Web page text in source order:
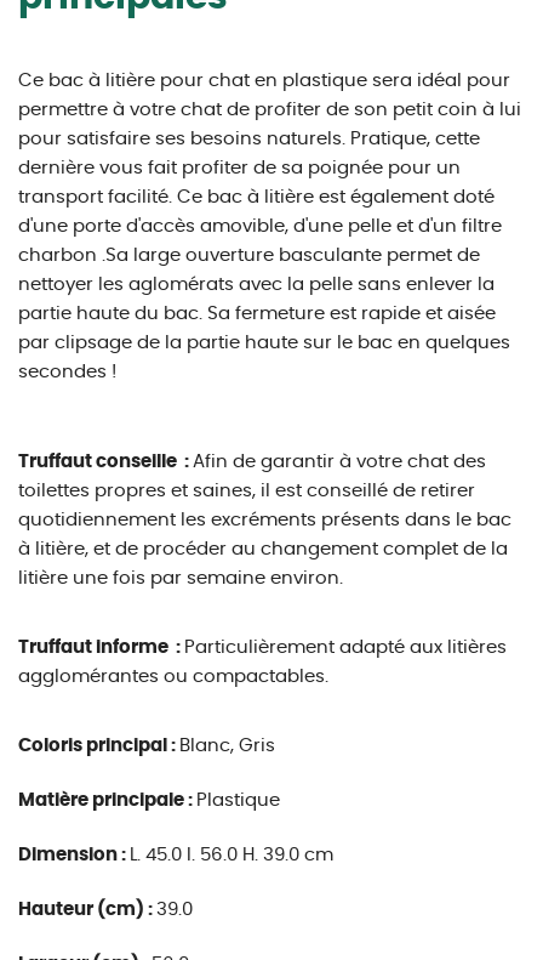
Ce bac à litière pour chat en plastique sera idéal pour
permettre à votre chat de profiter de son petit coin à lui
pour satisfaire ses besoins naturels. Pratique, cette
dernière vous fait profiter de sa poignée pour un
transport facilité. Ce bac à litière est également doté
d'une porte d'accès amovible, d'une pelle et d'un filtre
charbon .Sa large ouverture basculante permet de
nettoyer les aglomérats avec la pelle sans enlever la
partie haute du bac. Sa fermeture est rapide et aisée
par clipsage de la partie haute sur le bac en quelques
secondes !
Truffaut conseille : Afin de garantir à votre chat des
toilettes propres et saines, il est conseillé de retirer
quotidiennement les excréments présents dans le bac
à litière, et de procéder au changement complet de la
litière une fois par semaine environ.
Truffaut informe : Particulièrement adapté aux litières
agglomérantes ou compactables.
Coloris principal : Blanc, Gris
Matière principale : Plastique
Dimension : L. 45.0 l. 56.0 H. 39.0 cm
Hauteur (cm) : 39.0